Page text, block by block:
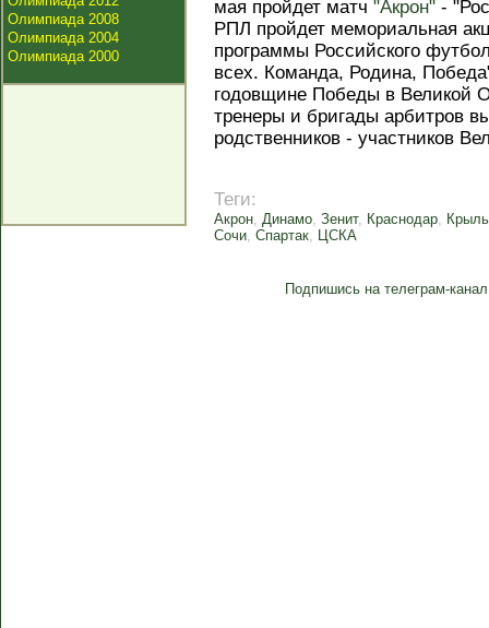
Олимпиада 2008
Олимпиада 2004
Олимпиада 2000
мая пройдет матч "Акрон" -
РПЛ пройдет мемориальная
программы Российского
всех. Команда, Родина,
годовщине Победы в Великой
тренеры и бригады арбитров
родственников - участников
Теги:
Акрон, Динамо, Зенит, Краснодар,
Сочи, Спартак, ЦСКА
Подпишись на телеграм-